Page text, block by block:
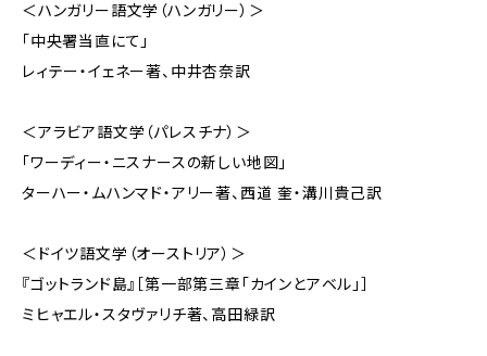
＜ハンガリー語文学（ハンガリー）＞
「中央署当直にて」
レィテー・イェネー著、中井杏奈訳
＜アラビア語文学（パレスチナ）＞
「ワーディー・ニスナースの新しい地図」
ターハー・ムハンマド・アリー著、西道 奎・溝川貴己訳
＜ドイツ語文学（オーストリア）＞
『ゴットランド島』［第一部第三章「カインとアベル」］
ミヒャエル・スタヴァリチ著、高田緑訳